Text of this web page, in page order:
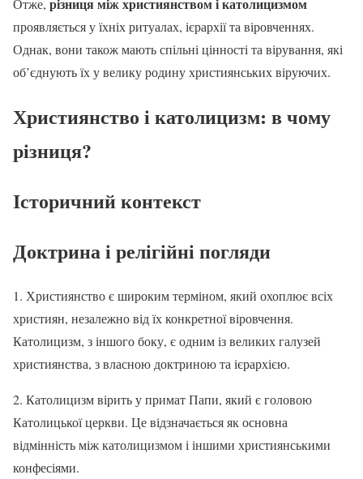
Отже,
проявляється у їхніх ритуалах, ієрархії та віровченнях.
Однак, вони також мають спільні цінності та вірування, які
об’єднують їх у велику родину християнських віруючих.
Християнство і католицизм: в чому
різниця?
Історичний контекст
Доктрина і релігійні погляди
1. Християнство є широким терміном, який охоплює всіх
християн, незалежно від їх конкретної віровчення.
Католицизм, з іншого боку, є одним із великих галузей
християнства, з власною доктриною та ієрархією.
2. Католицизм вірить у примат Папи, який є головою
Католицької церкви. Це відзначається як основна
відмінність між католицизмом і іншими християнськими
конфесіями.